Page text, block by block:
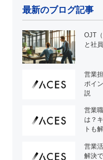
最新のブログ記事
OJT
と社
営業
ポイ
説
営業
は？
トも
営業
解決